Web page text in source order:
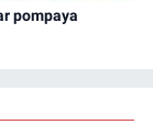
pompaya